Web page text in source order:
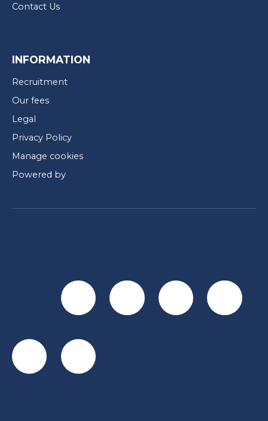
Contact Us
INFORMATION
Recruitment
Our fees
Legal
Privacy Policy
Manage cookies
Powered by